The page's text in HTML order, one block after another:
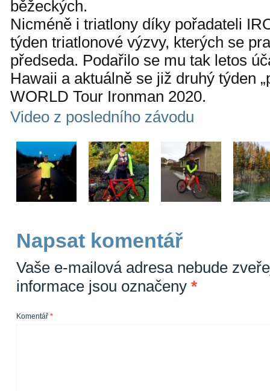
běžeckých.
Nicméně i triatlony díky pořadateli
týden triatlonové výzvy, kterých se
předseda. Podařilo se mu tak letos
Hawaii a aktuálně se již druhý týden
WORLD Tour Ironman 2020.
Video z posledního závodu
Napsat komentář
Vaše e-mailová adresa nebude
informace jsou označeny *
Komentář *